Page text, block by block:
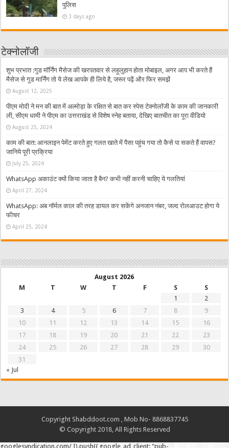
पुलिस
3 days ago
टेक्नोलॉजी
शुभ प्रभात :गुड मॉर्निंग मैसेज की खरपतवार से लहूलुहान होता मोबाइल, अगर आप भी करते हैं
मैसेज से गुड मार्निंग तो ये लेख आपके ही लिये है, जरूर पढ़ें और फिर समझें
August 12, 2025
पीएम मोदी ने मन की बात में अल्मोड़ा के रक्षित से बात कर स्पेस टेक्नोलॉजी के काम की जानकारी
ली, सीएम धामी ने पीएम का उत्तराखंड से विशेष स्नेह बताया, देखिए बातचीत का पूरा वीडियो
August 25, 2024
काम की बात: आनलाइन पेमेंट करते हुए गलत खाते में पैसा पहुंच गया तो कैसे पा सकते हैं वापस?
जानिये पूरी प्रक्रिया
July 25, 2024
WhatsApp अकाउंट क्यों किया जाता है बैन? कभी नहीं करनी चाहिए ये गलतियां
April 27, 2024
WhatsApp: अब नॉर्मल काल की तरह डायल कर सकेंगे अनजान नंबर, जल्द रोलआउट होगा ये
फीचर
April 25, 2024
August 2026
M
T W T F S
S
1
2
3
4 5 6 7 8
9
10
11 12 13 14 15
16
17
18 19 20 21 22
23
24
25 26 27 28 29
30
31
« Jul
Copyright Shabddoot.com , Mob No- 8868837745
© Copyright 2018, All Rights Reserved
googlesyndication.com/ I).push({ google_ad_client: "pub-